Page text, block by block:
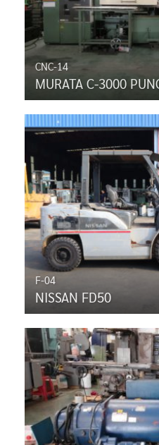
CNC-14
MURATA C-3000
F-04
NISSAN FD50